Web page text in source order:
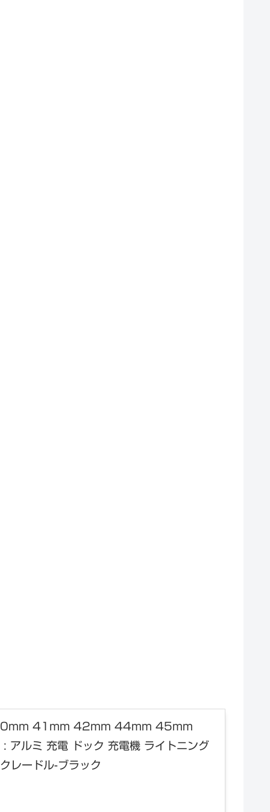
41mm 42mm 44mm 45mm
ルミ 充電 ドック 充電機 ライトニング
レードル-ブラック